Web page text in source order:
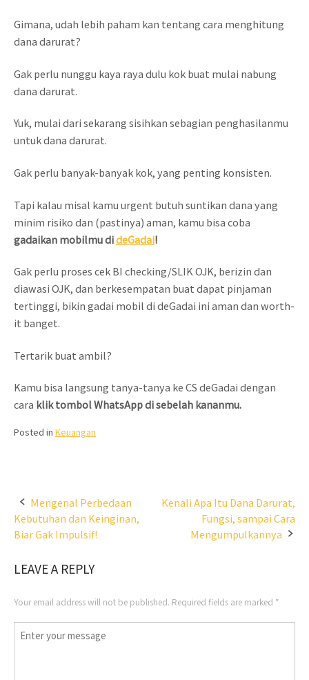
Gimana, udah lebih paham kan tentang cara menghitung
dana darurat?
Gak perlu nunggu kaya raya dulu kok buat mulai nabung
dana darurat.
Yuk, mulai dari sekarang sisihkan sebagian penghasilanmu
untuk dana darurat.
Gak perlu banyak-banyak kok, yang penting konsisten.
Tapi kalau misal kamu urgent butuh suntikan dana yang
minim risiko dan (pastinya) aman, kamu bisa coba
gadaikan mobilmu dideGadai!
Gak perlu proses cek BI checking/SLIK OJK, berizin dan
diawasi OJK, dan berkesempatan buat dapat pinjaman
tertinggi, bikin gadai mobil di deGadai ini aman dan worth-
it banget.
Tertarik buat ambil?
Kamu bisa langsung tanya-tanya ke CS deGadai dengan
cara klik tombol WhatsApp di sebelah kananmu.
Posted in Keuangan
Post
navigation
Mengenal Perbedaan
Kebutuhan dan Keinginan,
Biar Gak Impulsif!
Kenali Apa Itu Dana Darurat,
Fungsi, sampai Cara
Mengumpulkannya
LEAVE A REPLY
Your email address will not be published. Required fields are marked *
Comment